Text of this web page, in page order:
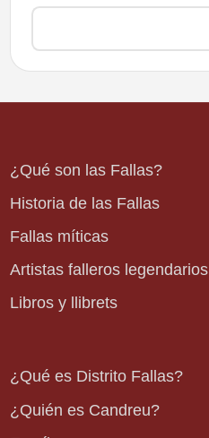
¿Qué son las Fallas?
Historia de las Fallas
Fallas míticas
Artistas falleros legendarios
Libros y llibrets
¿Qué es Distrito Fallas?
¿Quién es Candreu?